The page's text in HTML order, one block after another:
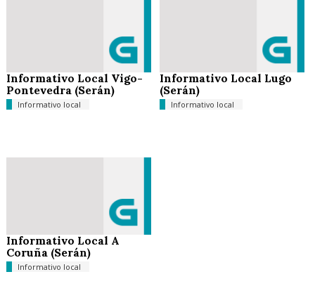
Informativo Local Vigo-
Pontevedra (Serán)
Informativo local
Informativo Local Lugo
(Serán)
Informativo local
Informativo Local A
Coruña (Serán)
Informativo local